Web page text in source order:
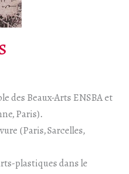
des Beaux-Arts ENSBA et
Paris).
(Paris, Sarcelles,
plastiques dans le